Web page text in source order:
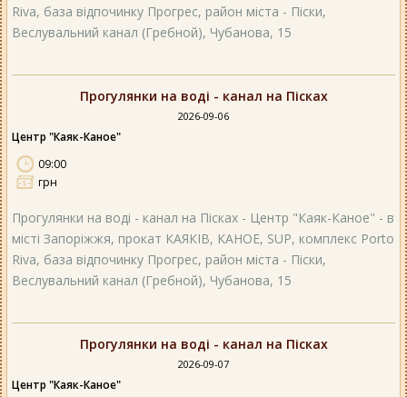
Riva, база відпочинку Прогрес, район міста - Піски,
Веслувальний канал (Гребной), Чубанова, 15
Прогулянки на воді - канал на Пісках
2026-09-06
Центр "Каяк-Каное"
09:00
грн
Прогулянки на воді - канал на Пісках - Центр "Каяк-Каное" - в
місті Запоріжжя, прокат КАЯКІВ, КАНОЕ, SUP, комплекс Porto
Riva, база відпочинку Прогрес, район міста - Піски,
Веслувальний канал (Гребной), Чубанова, 15
Прогулянки на воді - канал на Пісках
2026-09-07
Центр "Каяк-Каное"